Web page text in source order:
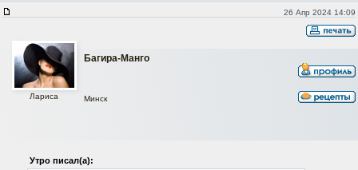
26 Апр 2024 14:09
Багира-Манго
Лариса Минск
Утро писал(а):